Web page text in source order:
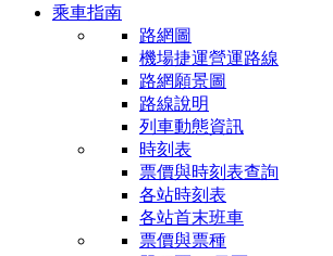
乘車指南
路網圖
機場捷運營運路線
路網願景圖
路線說明
列車動態資訊
時刻表
票價與時刻表查詢
各站時刻表
各站首末班車
票價與票種